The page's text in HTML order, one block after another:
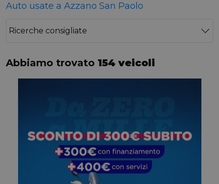
Auto usate a Azzano San Paolo
Ricerche consigliate
Abbiamo trovato 154 veicoli